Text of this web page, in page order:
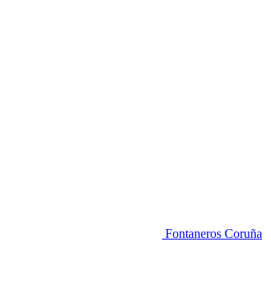
Fontaneros Coruña